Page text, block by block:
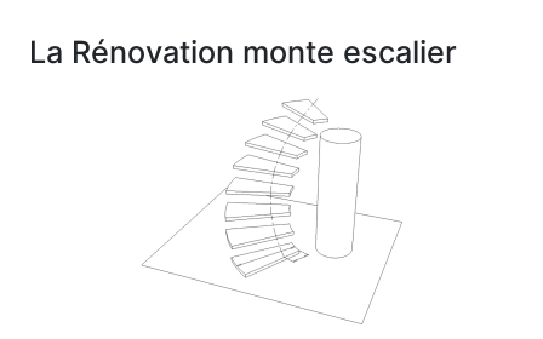
La Rénovation monte escalier